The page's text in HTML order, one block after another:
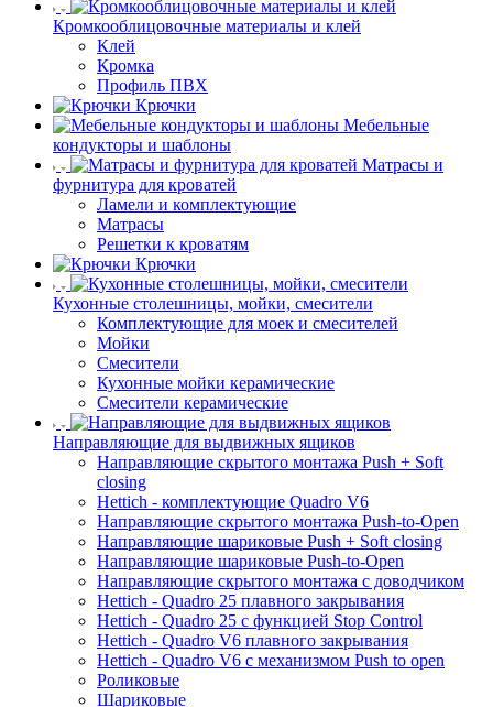
Кромкооблицовочные материалы и клей
Клей
Кромка
Профиль ПВХ
Крючки
Мебельные
кондукторы и шаблоны
Матрасы и
фурнитура для кроватей
Ламели и комплектующие
Матрасы
Решетки к кроватям
Крючки
Кухонные столешницы, мойки, смесители
Комплектующие для моек и смесителей
Мойки
Смесители
Кухонные мойки керамические
Смесители керамические
Направляющие для выдвижных ящиков
Направляющие скрытого монтажа Push + Soft
closing
Hettich - комплектующие Quadro V6
Направляющие скрытого монтажа Push-to-Open
Направляющие шариковые Push + Soft closing
Направляющие шариковые Push-to-Open
Направляющие скрытого монтажа с доводчиком
Hettich - Quadro 25 плавного закрывания
Hettich - Quadro 25 с функцией Stop Control
Hettich - Quadro V6 плавного закрывания
Hettich - Quadro V6 с механизмом Push to open
Роликовые
Шариковые